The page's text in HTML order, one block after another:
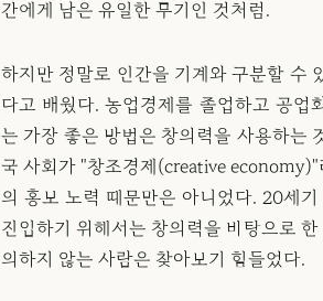
간에게 남은 유일한 무기인 것처럼.
하지만 정말로 인간을 기계와 구분할 수
다고 배웠다. 농업경제를 졸업하고 공업
는 가장 좋은 방법은 창의력을 사용하는
국 사회가 "창조경제(creative
의 홍보 노력 때문만은 아니었다. 20세
진입하기 위해서는 창의력을 바탕으로
의하지 않는 사람은 찾아보기 힘들었다.